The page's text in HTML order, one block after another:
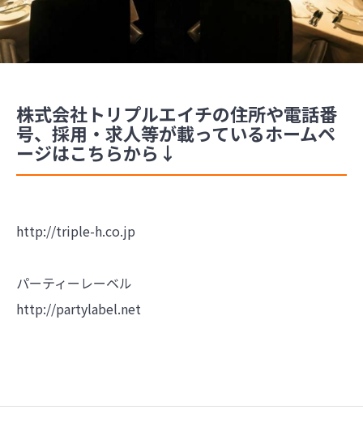
株式会社トリプルエイチの住所や電話番
号、採用・求人等が載っているホームペ
ージはこちらから↓
http://triple-h.co.jp
パーティーレーベル
http://partylabel.net